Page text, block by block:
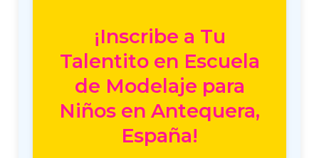
¡Inscribe a Tu
Talentito en Escuela
de Modelaje para
Niños en Antequera,
España!